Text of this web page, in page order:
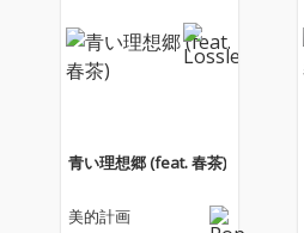
トのもと、2019年に始
動したプロジェクト。
和ぬか、にしな、春
サーヤ）、青空＆絲花
といった多彩なボーカ
フルアルバム。
青い理想郷 (feat. 春茶)
美的計画